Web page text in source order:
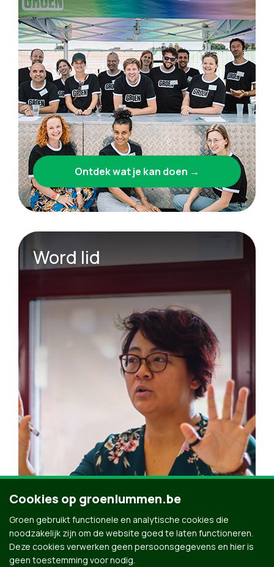
Ontdek wat je kan doen →
Word lid
Cookies op groenlummen.be
Groen gebruikt functionele en analytische cookies die
noodzakelijk zijn om de website goed te laten functioneren.
Deze cookies verwerken geen persoonsgegevens en hier is
geen toestemming voor nodig.